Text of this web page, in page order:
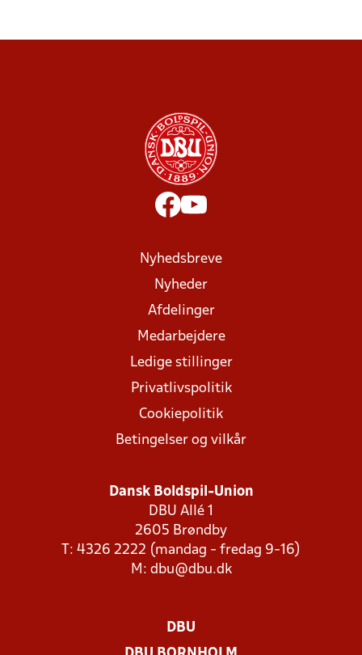
Nyhedsbreve
Nyheder
Afdelinger
Medarbejdere
Ledige stillinger
Privatlivspolitik
Cookiepolitik
Betingelser og vilkår
Dansk Boldspil-Union
DBU Allé 1
2605 Brøndby
T: 4326 2222 (mandag - fredag 9-16)
M: dbu@dbu.dk
DBU